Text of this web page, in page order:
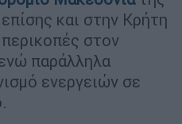
και στην Κρήτη
στον
παράλληλα
ενεργειών σε